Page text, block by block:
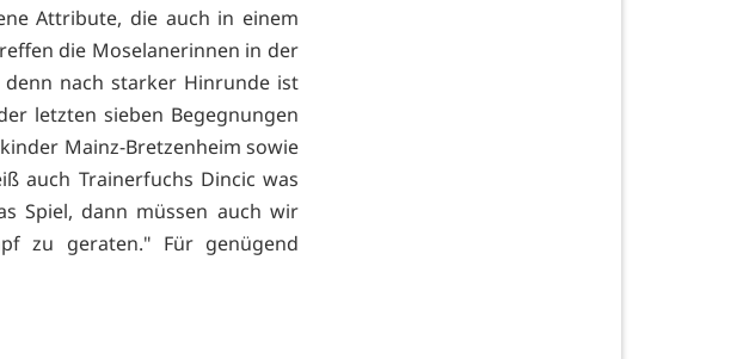
Attribute, die auch in einem
die Moselanerinnen in der
nach starker Hinrunde ist
letzten sieben Begegnungen
Mainz-Bretzenheim sowie
auch Trainerfuchs Dincic was
Spiel, dann müssen auch wir
zu geraten." Für genügend